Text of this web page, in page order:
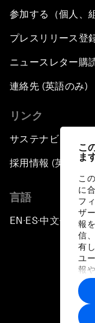
こ
ま
こ
に
フ
ザ
報
信
有
ユ
報
に
ト
す。
参加する（個人、
プレスリリース登
ニュースレター購
連絡先 (英語のみ)
リンク
サステナビリティ
採用情報 (英語のみ)
言語
EN ▪ES▪中文▪ 日本語
プラ